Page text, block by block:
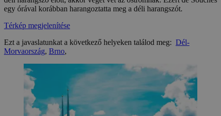
egy órával korábban harangoztatta meg a déli harangszót.
Térkép megjelenítése
Ezt a javaslatunkat a következő helyeken találod meg: Dél-
Morvaország, Brno,